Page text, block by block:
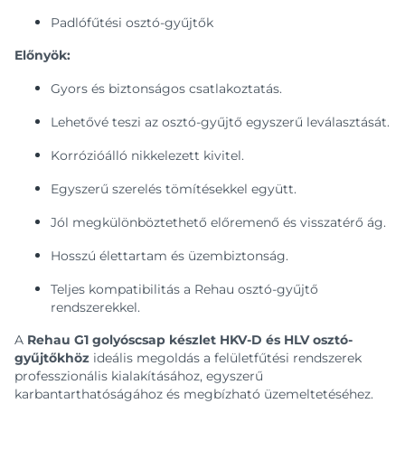
Padlófűtési osztó-gyűjtők
Előnyök:
Gyors és biztonságos csatlakoztatás.
Lehetővé teszi az osztó-gyűjtő egyszerű leválasztását.
Korrózióálló nikkelezett kivitel.
Egyszerű szerelés tömítésekkel együtt.
Jól megkülönböztethető előremenő és visszatérő ág.
Hosszú élettartam és üzembiztonság.
Teljes kompatibilitás a Rehau osztó-gyűjtő
rendszerekkel.
A Rehau G1 golyóscsap készlet HKV-D és HLV osztó-
gyűjtőkhöz ideális megoldás a felületfűtési rendszerek
professzionális kialakításához, egyszerű
karbantarthatóságához és megbízható üzemeltetéséhez.